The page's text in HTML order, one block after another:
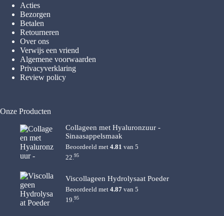
Acties
Bezorgen
Betalen
Retourneren
Over ons
Verwijs een vriend
Algemene voorwaarden
Privacyverklaring
Review policy
Onze Producten
Collageen met Hyaluronzuur -
Sinaasappelsmaak
Beoordeeld met 4.81 van 5
22. 95
Viscollageen Hydrolysaat Poeder
Beoordeeld met 4.87van 5
19. 95